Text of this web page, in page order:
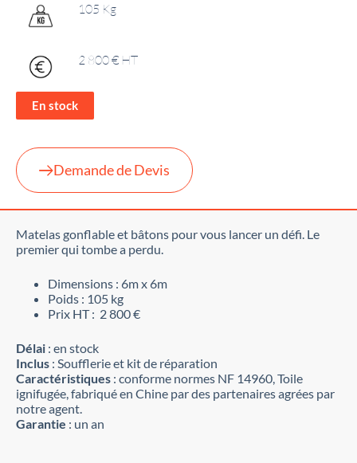
105 Kg
2 800 € HT
En stock
Demande de Devis
Matelas gonflable et bâtons pour vous lancer un défi. Le
premier qui tombe a perdu.
Dimensions : 6m x 6m
Poids : 105 kg
Prix HT : 2 800 €
Délai : en stock
Inclus : Soufflerie et kit de réparation
Caractéristiques : conforme normes NF 14960, Toile
ignifugée, fabriqué en Chine par des partenaires agrées par
notre agent.
Garantie : un an